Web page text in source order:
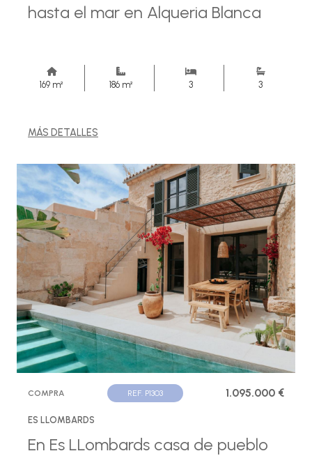
hasta el mar en Alqueria Blanca
169 m² 186 m² 3 3
MÁS DETALLES
COMPRA REF. P1303 1.095.000 €
ES LLOMBARDS
En Es LLombards casa de pueblo